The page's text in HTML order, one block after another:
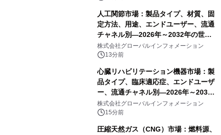
人工関節市場：製品タイプ、材質、固
定方法、用途、エンドユーザー、流通
チャネル別―2026年～2032年の世界
市場予測
株式会社グローバルインフォメーション
13分前
心臓リハビリテーション機器市場：製
品タイプ、臨床適応症、エンドユーザ
ー、流通チャネル別―2026年～2032
年の世界市場予測
株式会社グローバルインフォメーション
15分前
圧縮天然ガス（CNG）市場：燃料源、